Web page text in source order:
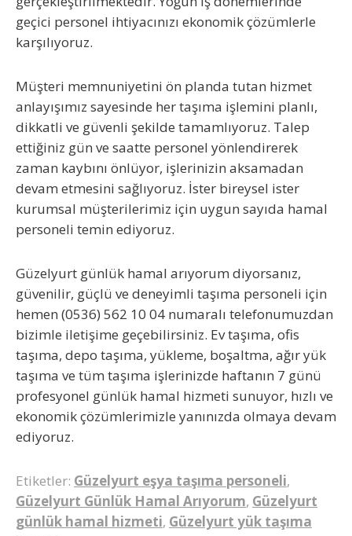
geçici personel ihtiyacınızı ekonomik çözümlerle
karşılıyoruz.
Müşteri memnuniyetini ön planda tutan hizmet
anlayışımız sayesinde her taşıma işlemini planlı,
dikkatli ve güvenli şekilde tamamlıyoruz. Talep
ettiğiniz gün ve saatte personel yönlendirerek
zaman kaybını önlüyor, işlerinizin aksamadan
devam etmesini sağlıyoruz. İster bireysel ister
kurumsal müşterilerimiz için uygun sayıda hamal
personeli temin ediyoruz.
Güzelyurt günlük hamal arıyorum diyorsanız,
güvenilir, güçlü ve deneyimli taşıma personeli için
hemen (0536) 562 10 04 numaralı telefonumuzdan
bizimle iletişime geçebilirsiniz. Ev taşıma, ofis
taşıma, depo taşıma, yükleme, boşaltma, ağır yük
taşıma ve tüm taşıma işlerinizde haftanın 7 günü
profesyonel günlük hamal hizmeti sunuyor, hızlı ve
ekonomik çözümlerimizle yanınızda olmaya devam
ediyoruz.
Etiketler: Güzelyurt eşya taşıma personeli,
Güzelyurt Günlük Hamal Arıyorum, Güzelyurt
günlük hamal hizmeti, Güzelyurt yük taşıma